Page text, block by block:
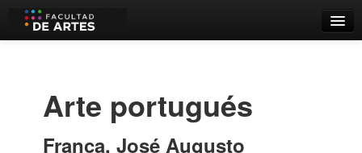
Estantes Virtuales
Arte portugués
Franca, José Augusto